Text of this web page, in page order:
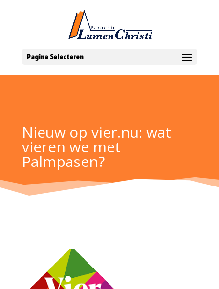
Pagina Selecteren
Nieuw op vier.nu: wat
vieren we met
Palmpasen?